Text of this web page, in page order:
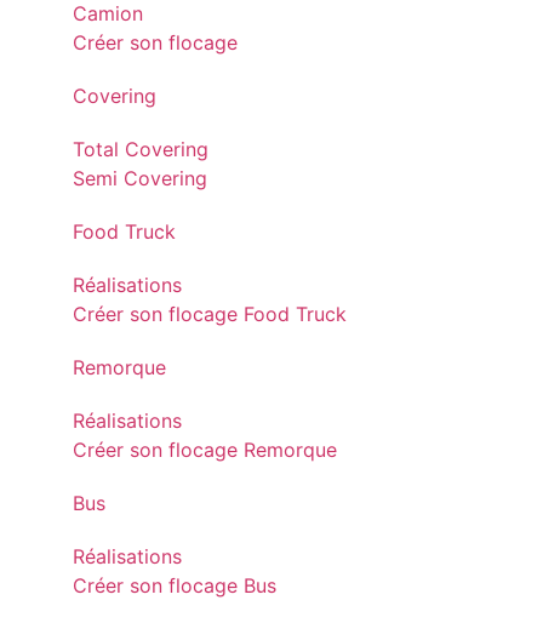
Camion
Créer son flocage
Covering
Total Covering
Semi Covering
Food Truck
Réalisations
Créer son flocage Food Truck
Remorque
Réalisations
Créer son flocage Remorque
Bus
Réalisations
Créer son flocage Bus